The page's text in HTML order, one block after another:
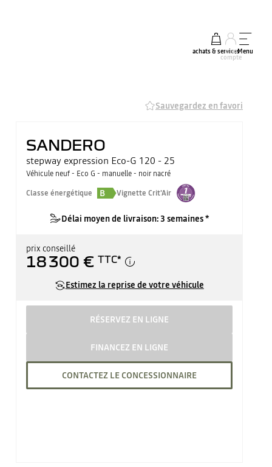
achats & services
mon
compte
Menu
Sauvegardez en favori
SANDERO
stepway expression Eco-G 120 - 25
Véhicule neuf - Eco G - manuelle - noir nacré
Classe énergétique
B Vignette Crit'Air
Délai moyen de livraison: 3 semaines *
prix conseillé
18 300 € TTC*
Estimez la reprise de votre véhicule
RÉSERVEZ EN LIGNE
FINANCEZ EN LIGNE
CONTACTEZ LE CONCESSIONNAIRE